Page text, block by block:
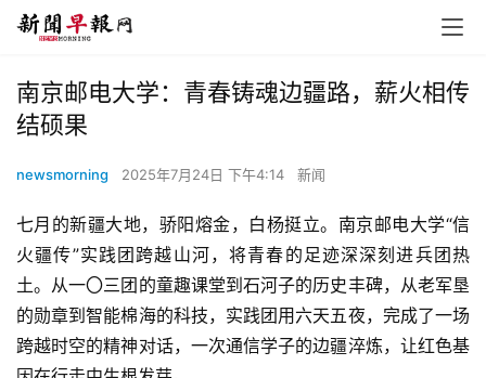
南京邮电大学：青春铸魂边疆路，薪火相传
结硕果
newsmorning 2025年7月24日 下午4:14 新闻
七月的新疆大地，骄阳熔金，白杨挺立。南京邮电大学“信
火疆传”实践团跨越山河，将青春的足迹深深刻进兵团热
土。从一〇三团的童趣课堂到石河子的历史丰碑，从老军垦
的勋章到智能棉海的科技，实践团用六天五夜，完成了一场
跨越时空的精神对话，一次通信学子的边疆淬炼，让红色基